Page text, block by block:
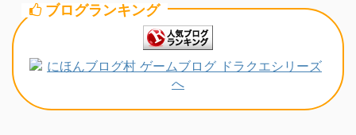
ブログランキング